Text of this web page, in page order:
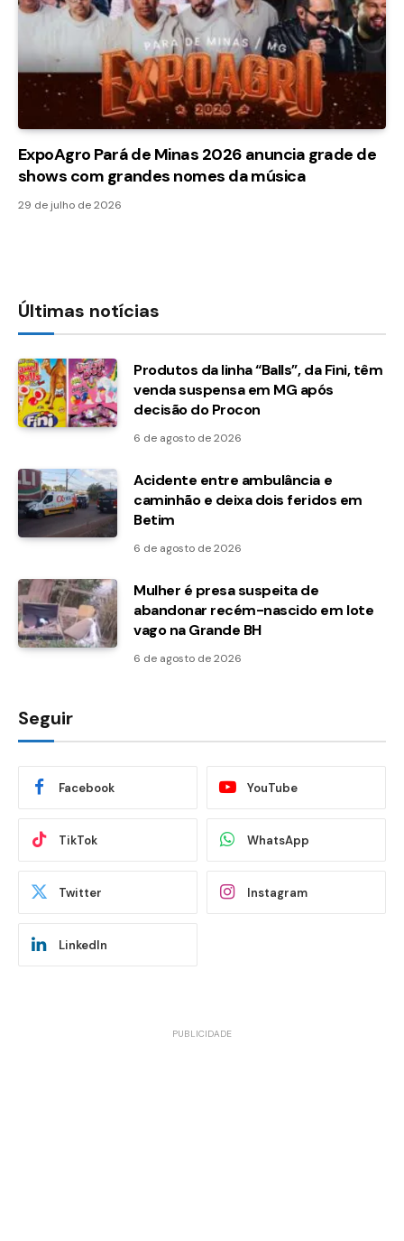
ExpoAgro Pará de Minas 2026 anuncia grade de
shows com grandes nomes da música
29 de julho de 2026
Últimas notícias
Produtos da linha “Balls”, da Fini, têm
venda suspensa em MG após
decisão do Procon
6 de agosto de 2026
Acidente entre ambulância e
caminhão e deixa dois feridos em
Betim
6 de agosto de 2026
Mulher é presa suspeita de
abandonar recém-nascido em lote
vago na Grande BH
6 de agosto de 2026
Seguir
Facebook YouTube
TikTok WhatsApp
Twitter Instagram
LinkedIn